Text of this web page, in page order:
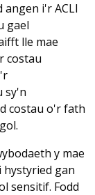
angen i'r ACLl
gael
lle mae
costau
sy'n
costau o'r fath
y mae
hystyried gan
sensitif. Fodd